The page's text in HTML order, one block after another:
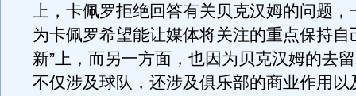
上，卡佩罗拒绝回答有关贝克汉姆的问题，
为卡佩罗希望能让媒体将关注的重点保持自
新”上，而另一方面，也因为贝克汉姆的去
不仅涉及球队，还涉及俱乐部的商业作用以